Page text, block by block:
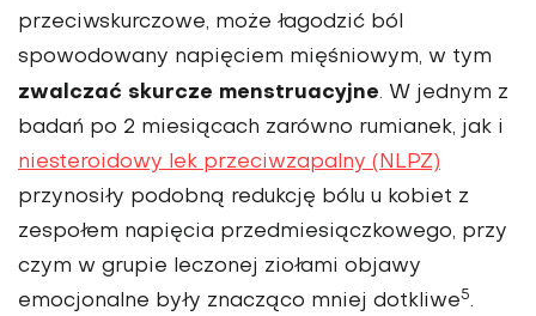
przeciwskurczowe, może łagodzić ból
spowodowany napięciem mięśniowym, w tym
zwalczać skurcze menstruacyjne. W jednym z
badań po 2 miesiącach zarówno rumianek, jak i
niesteroidowy lek przeciwzapalny (NLPZ)
przynosiły podobną redukcję bólu u kobiet z
zespołem napięcia przedmiesiączkowego, przy
czym w grupie leczonej ziołami objawy
emocjonalne były znacząco mniej dotkliwe5.